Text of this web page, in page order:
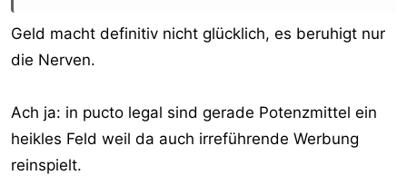
Geld macht definitiv nicht glücklich, es beruhigt nur
die Nerven.
Ach ja: in pucto legal sind gerade Potenzmittel ein
heikles Feld weil da auch irreführende Werbung
reinspielt.